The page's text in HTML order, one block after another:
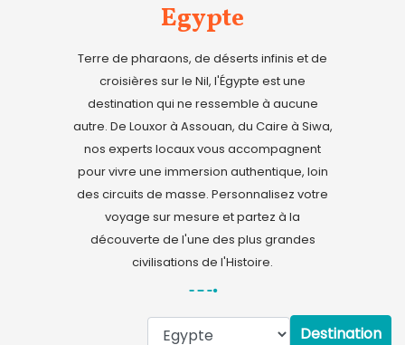
Egypte
Terre de pharaons, de déserts infinis et de
croisières sur le Nil, l'Égypte est une
destination qui ne ressemble à aucune
autre. De Louxor à Assouan, du Caire à Siwa,
nos experts locaux vous accompagnent
pour vivre une immersion authentique, loin
des circuits de masse. Personnalisez votre
voyage sur mesure et partez à la
découverte de l'une des plus grandes
civilisations de l'Histoire.
Destination